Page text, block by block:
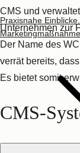
Praxisnahe
CMS und
Unternehmen zur
Der Name des
verrät bereits,
Es bietet somit
CMS-
Dieses Ranking